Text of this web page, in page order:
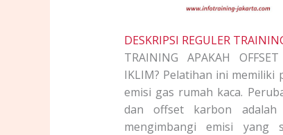
DESKRIPSI REGULER
TRAINING APAKAH
IKLIM? Pelatihan ini
emisi gas rumah kaca.
dan offset karbon
mengimbangi emisi yang